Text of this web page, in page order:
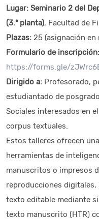
Lugar: Seminario 2 del
(3.ª planta), Facultad de
Plazas:25 (asignación en
Formulario de inscripción:
https://forms.gle/
Dirigido a:Profesorado,
estudiantado de
Sociales interesados en
corpus textuales.
Estos talleres ofrecen
herramientas de
manuscritos o impresos
reproducciones digitales,
texto editable mediante
texto manuscrito (HTR)